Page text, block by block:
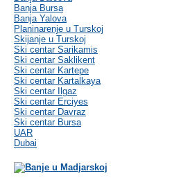
Banja Bursa
Banja Yalova
Planinarenje u Turskoj
Skijanje u Turskoj
Ski centar Sarikamis
Ski centar Saklikent
Ski centar Kartepe
Ski centar Kartalkaya
Ski centar Ilgaz
Ski centar Erciyes
Ski centar Davraz
Ski centar Bursa
UAR
Dubai